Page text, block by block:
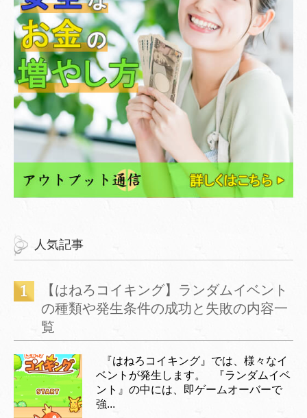
人気記事
【はねろコイキング】ランダムイベント
の種類や発生条件の成功と失敗の内容一
覧
『はねろコイキング』では、様々なイ
ベントが発生します。 『ランダムイベ
ント』の中には、即ゲームオーバーで
強...